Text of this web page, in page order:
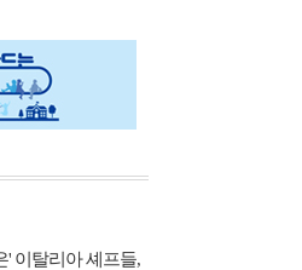
' 이탈리아 셰프들,